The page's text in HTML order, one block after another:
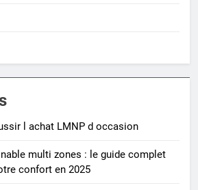
l achat LMNP d occasion
multi zones : le guide complet
confort en 2025